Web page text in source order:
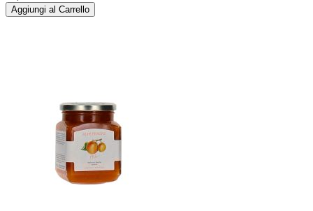
Aggiungi al Carrello